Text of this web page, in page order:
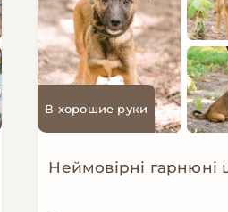
В хорошие руки